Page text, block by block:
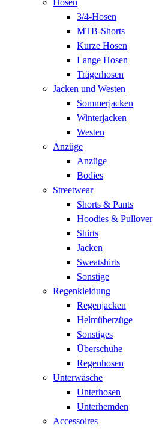
3/4-Hosen
MTB-Shorts
Kurze Hosen
Lange Hosen
Trägerhosen
Jacken und Westen
Sommerjacken
Winterjacken
Westen
Anzüge
Anzüge
Bodies
Streetwear
Shorts & Pants
Hoodies & Pullover
Shirts
Jacken
Sweatshirts
Sonstige
Regenkleidung
Regenjacken
Helmüberzüge
Sonstiges
Überschuhe
Regenhosen
Unterwäsche
Unterhosen
Unterhemden
Accessoires